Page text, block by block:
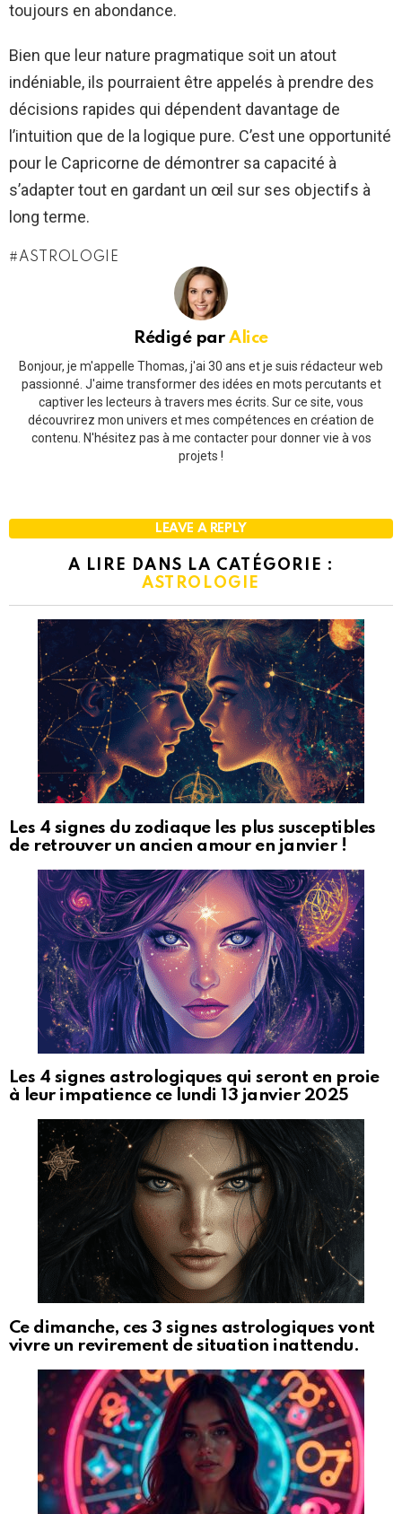
toujours en abondance.
Bien que leur nature pragmatique soit un atout
indéniable, ils pourraient être appelés à prendre des
décisions rapides qui dépendent davantage de
l’intuition que de la logique pure. C’est une opportunité
pour le Capricorne de démontrer sa capacité à
s’adapter tout en gardant un œil sur ses objectifs à
long terme.
ASTROLOGIE
Rédigé parAlice
Bonjour, je m'appelle Thomas, j'ai 30 ans et je suis rédacteur web
passionné. J'aime transformer des idées en mots percutants et
captiver les lecteurs à travers mes écrits. Sur ce site, vous
découvrirez mon univers et mes compétences en création de
contenu. N'hésitez pas à me contacter pour donner vie à vos
projets !
LEAVE A REPLY
A LIRE DANS LA CATÉGORIE :
ASTROLOGIE
Les 4 signes du zodiaque les plus susceptibles
de retrouver un ancien amour en janvier !
Les 4 signes astrologiques qui seront en proie
à leur impatience ce lundi 13 janvier 2025
Ce dimanche, ces 3 signes astrologiques vont
vivre un revirement de situation inattendu.